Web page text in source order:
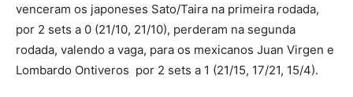
venceram os japoneses Sato/Taira na primeira rodada,
por 2 sets a 0 (21/10, 21/10), perderam na segunda
rodada, valendo a vaga, para os mexicanos Juan Virgen e
Lombardo Ontiveros por 2 sets a 1 (21/15, 17/21, 15/4).